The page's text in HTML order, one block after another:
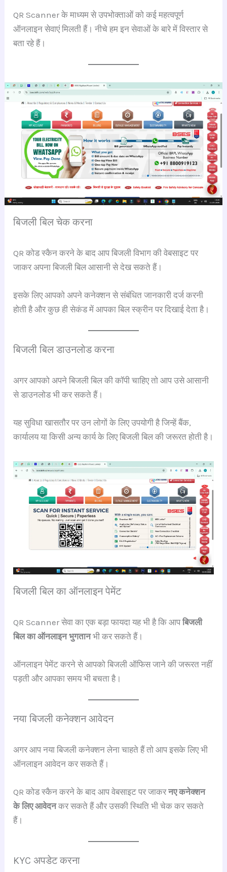
QR Scanner के माध्यम से उपभोक्ताओं को कई महत्वपूर्ण
ऑनलाइन सेवाएं मिलती हैं। नीचे हम इन सेवाओं के बारे में विस्तार से
बता रहे हैं।
बिजली बिल चेक करना
QR कोड स्कैन करने के बाद आप बिजली विभाग की वेबसाइट पर
जाकर अपना बिजली बिल आसानी से देख सकते हैं।
इसके लिए आपको अपने कनेक्शन से संबंधित जानकारी दर्ज करनी
होती है और कुछ ही सेकंड में आपका बिल स्क्रीन पर दिखाई देता है।
बिजली बिल डाउनलोड करना
अगर आपको अपने बिजली बिल की कॉपी चाहिए तो आप उसे आसानी
से डाउनलोड भी कर सकते हैं।
यह सुविधा खासतौर पर उन लोगों के लिए उपयोगी है जिन्हें बैंक,
कार्यालय या किसी अन्य कार्य के लिए बिजली बिल की जरूरत होती है।
बिजली बिल का ऑनलाइन पेमेंट
QR Scanner सेवा का एक बड़ा फायदा यह भी है कि आपबिजली
बिल का ऑनलाइन भुगतानभी कर सकते हैं।
ऑनलाइन पेमेंट करने से आपको बिजली ऑफिस जाने की जरूरत नहीं
पड़ती और आपका समय भी बचता है।
नया बिजली कनेक्शन आवेदन
अगर आप नया बिजली कनेक्शन लेना चाहते हैं तो आप इसके लिए भी
ऑनलाइन आवेदन कर सकते हैं।
QR कोड स्कैन करने के बाद आप वेबसाइट पर जाकरनए कनेक्शन
के लिए आवेदनकर सकते हैं और उसकी स्थिति भी चेक कर सकते
हैं।
KYC अपडेट करना